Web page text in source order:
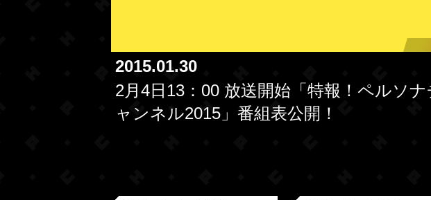
2015.01.30
2月4日13：00 放送開始「特報！ペルソナ
ャンネル2015」番組表公開！